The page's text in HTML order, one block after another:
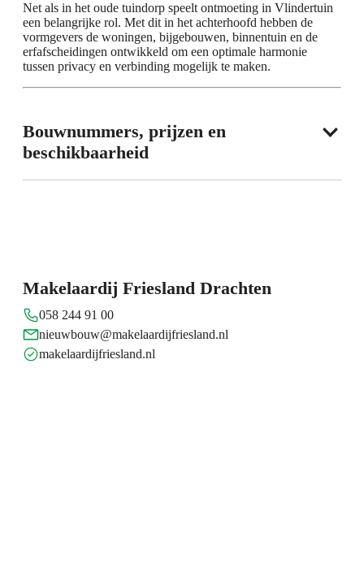
Net als in het oude tuindorp speelt ontmoeting in Vlindertuin
een belangrijke rol. Met dit in het achterhoofd hebben de
vormgevers de woningen, bijgebouwen, binnentuin en de
erfafscheidingen ontwikkeld om een optimale harmonie
tussen privacy en verbinding mogelijk te maken.
Bouwnummers, prijzen en
beschikbaarheid
Makelaardij Friesland Drachten
058 244 91 00
nieuwbouw@makelaardijfriesland.nl
makelaardijfriesland.nl